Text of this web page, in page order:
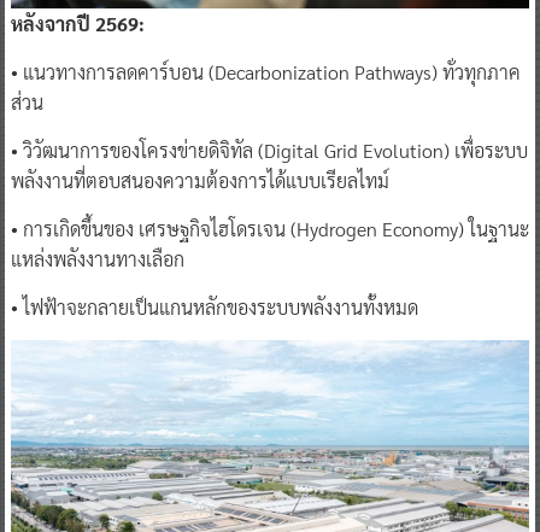
หลังจากปี 2569:
• แนวทางการลดคาร์บอน (Decarbonization Pathways) ทั่วทุกภาค
ส่วน
• วิวัฒนาการของโครงข่ายดิจิทัล (Digital Grid Evolution) เพื่อระบบ
พลังงานที่ตอบสนองความต้องการได้แบบเรียลไทม์
• การเกิดขึ้นของ เศรษฐกิจไฮโดรเจน (Hydrogen Economy) ในฐานะ
แหล่งพลังงานทางเลือก
• ไฟฟ้าจะกลายเป็นแกนหลักของระบบพลังงานทั้งหมด